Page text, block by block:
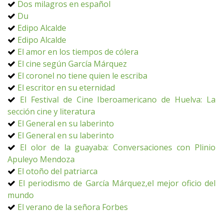
Dos milagros en español
Du
Edipo Alcalde
Edipo Alcalde
El amor en los tiempos de cólera
El cine según García Márquez
El coronel no tiene quien le escriba
El escritor en su eternidad
El Festival de Cine Iberoamericano de Huelva: La
sección cine y literatura
El General en su laberinto
El General en su laberinto
El olor de la guayaba: Conversaciones con Plinio
Apuleyo Mendoza
El otoño del patriarca
El periodismo de García Márquez,el mejor oficio del
mundo
El verano de la señora Forbes